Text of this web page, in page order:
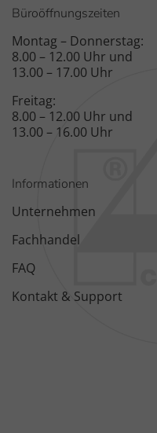
Büroöffnungszeiten
Montag – Donnerstag:
8.00 – 12.00 Uhr und
13.00 – 17.00 Uhr
Freitag:
8.00 – 12.00 Uhr und
13.00 – 16.00 Uhr
Informationen
Unternehmen
Fachhandel
FAQ
Kontakt & Support